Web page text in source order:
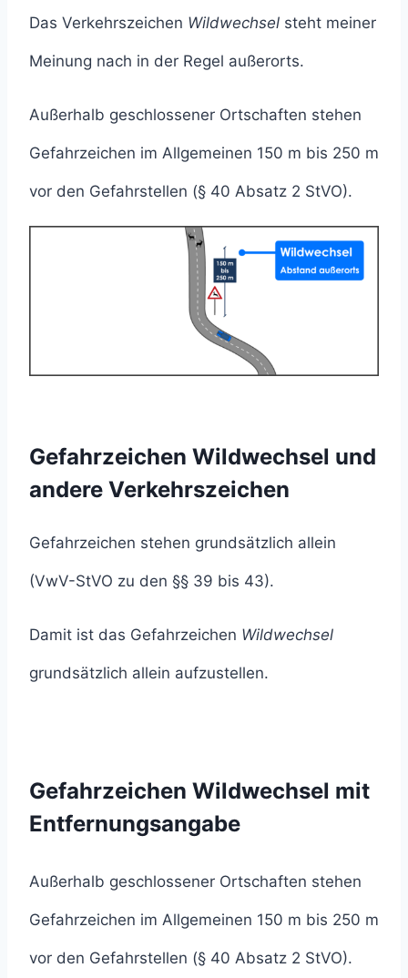
Das Verkehrszeichen Wildwechsel steht meiner
Meinung nach in der Regel außerorts.
Außerhalb geschlossener Ortschaften stehen
Gefahrzeichen im Allgemeinen 150 m bis 250 m
vor den Gefahrstellen (§ 40 Absatz 2 StVO).
Gefahrzeichen Wildwechsel und
andere Verkehrszeichen
Gefahrzeichen stehen grundsätzlich allein
(VwV-StVO zu den §§ 39 bis 43).
Damit ist das Gefahrzeichen Wildwechsel
grundsätzlich allein aufzustellen.
Gefahrzeichen Wildwechsel mit
Entfernungsangabe
Außerhalb geschlossener Ortschaften stehen
Gefahrzeichen im Allgemeinen 150 m bis 250 m
vor den Gefahrstellen (§ 40 Absatz 2 StVO).